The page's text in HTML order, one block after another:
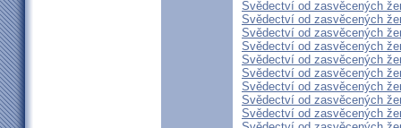
Svědectví od zasvěcených
Svědectví od zasvěcených
Svědectví od zasvěcených
Svědectví od zasvěcených
Svědectví od zasvěcených
Svědectví od zasvěcených
Svědectví od zasvěcených
Svědectví od zasvěcených
Svědectví od zasvěcených